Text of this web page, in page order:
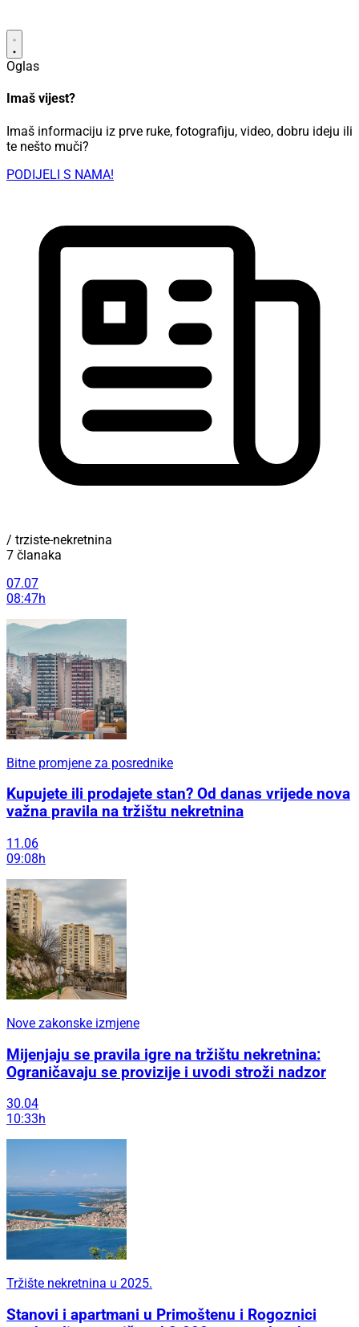
Oglas
Imaš vijest?
Imaš informaciju iz prve ruke, fotografiju, video, dobru ideju ili
te nešto muči?
PODIJELI S NAMA!
/ trziste-nekretnina
7 članaka
07.07
08:47h
Bitne promjene za posrednike
Kupujete ili prodajete stan? Od danas vrijede nova
važna pravila na tržištu nekretnina
11.06
09:08h
Nove zakonske izmjene
Mijenjaju se pravila igre na tržištu nekretnina:
Ograničavaju se provizije i uvodi stroži nadzor
30.04
10:33h
Tržište nekretnina u 2025.
Stanovi i apartmani u Primoštenu i Rogoznici